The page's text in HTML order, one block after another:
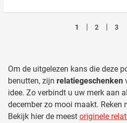
U lees
1 Pagina
2 3
Om de uitgelezen kans die deze
benutten, zijn relatiegeschenken
idee. Zo verbindt u uw merk aan
december zo mooi maakt. Reken
Bekijk hier de meest originele